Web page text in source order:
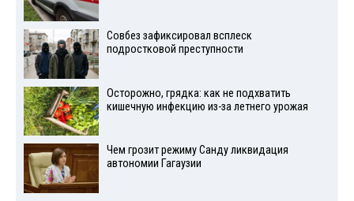
Совбез зафиксировал всплеск
подростковой преступности
Осторожно, грядка: как не подхватить
кишечную инфекцию из-за летнего урожая
Чем грозит режиму Санду ликвидация
автономии Гагаузии